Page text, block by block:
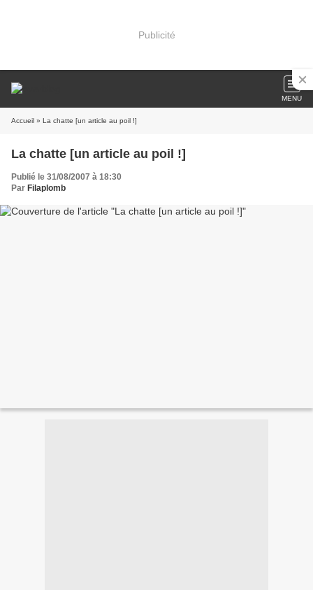
Publicité
MENU
Accueil » La chatte [un article au poil !]
La chatte [un article au poil !]
Publié le 31/08/2007 à 18:30
Par Filaplomb